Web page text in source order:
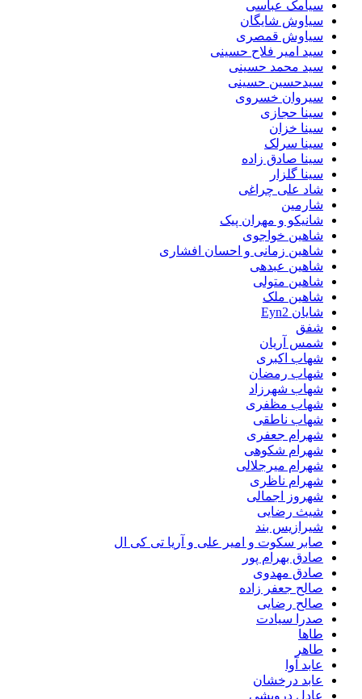
سیامک عباسی
سیاوش شایگان
سیاوش قمصری
سید امیر فلاح حسینی
سید محمد حسینی
سیدحسین حسینی
سیروان خسروی
سینا حجازی
سینا خزان
سینا سرلک
سینا صادق زاده
سینا گلزار
شاد علی چراغی
شارمین
شانیکو و مهران پیک
شاهین خواجوی
شاهین زمانی و احسان افشاری
شاهین عبدهی
شاهین متولی
شاهین ملک
شایان Eyn2
شفق
شمس آریان
شهاب اکبری
شهاب رمضان
شهاب شهرزاد
شهاب مظفری
شهاب ناطقی
شهرام جعفری
شهرام شکوهی
شهرام میرجلالی
شهرام ناظری
شهروز اجمالی
شیث رضایی
شیرازیس بند
صابر سکوت و امیر علی و آریا تی کی ال
صادق بهرام پور
صادق مهدوی
صالح جعفر زاده
صالح رضایی
صدرا سیادت
طاها
طاهر
عابد آوا
عابد درخشان
عادل درویشی